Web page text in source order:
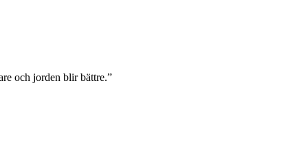
och jorden blir bättre.”